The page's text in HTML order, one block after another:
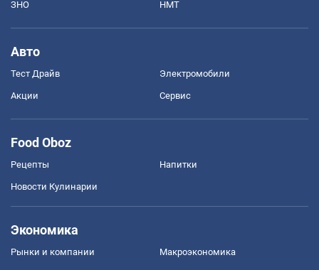
ЗНО НМТ
Авто
Тест Драйв Электромобили
Акции Сервис
Food Oboz
Рецепты Напитки
Новости Кулинарии
Экономика
Рынки и компании Mакроэкономика